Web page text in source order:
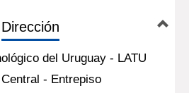
Dirección
del Uruguay - LATU
- Entrepiso